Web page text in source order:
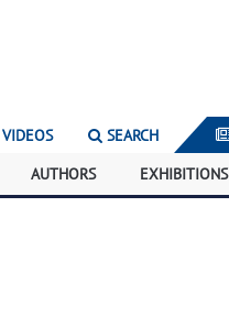
VIDEOS SEARCH
AUTHORS EXHIBITIONS